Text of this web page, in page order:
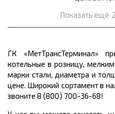
Показать ещё
ГК «МетТрансТерминал»
котельные в розницу,
марки стали, диаметра и
цене. Широкий сортамент в
звоните 8 (800) 700-36-68!